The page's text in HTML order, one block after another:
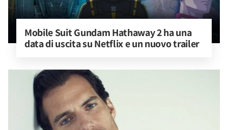
Mobile Suit Gundam Hathaway 2 ha una
data di uscita su Netflix e un nuovo trailer